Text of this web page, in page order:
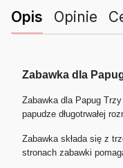
Opis Opinie
Zabawka dla
Zabawka dla Papug
papudze długotrwałej
Zabawka składa się z
stronach zabawki